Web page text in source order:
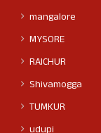
mangalore
MYSORE
RAICHUR
Shivamogga
TUMKUR